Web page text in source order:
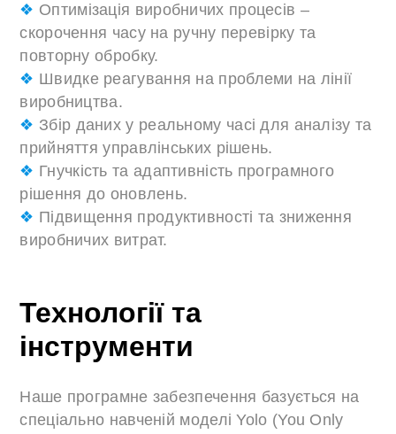
❖ Оптимізація виробничих процесів –
скорочення часу на ручну перевірку та
повторну обробку.
❖ Швидке реагування на проблеми на лінії
виробництва.
❖ Збір даних у реальному часі для аналізу та
прийняття управлінських рішень.
❖ Гнучкість та адаптивність програмного
рішення до оновлень.
❖ Підвищення продуктивності та зниження
виробничих витрат.
Технології та
інструменти
Наше програмне забезпечення базується на
спеціально навченій моделі Yolo (You Only